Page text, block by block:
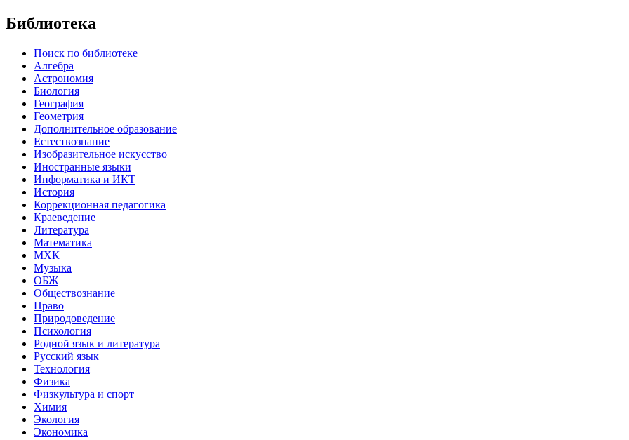
Библиотека
Поиск по библиотеке
Алгебра
Астрономия
Биология
География
Геометрия
Дополнительное образование
Естествознание
Изобразительное искусство
Иностранные языки
Информатика и ИКТ
История
Коррекционная педагогика
Краеведение
Литература
Математика
МХК
Музыка
ОБЖ
Обществознание
Право
Природоведение
Психология
Родной язык и литература
Русский язык
Технология
Физика
Физкультура и спорт
Химия
Экология
Экономика